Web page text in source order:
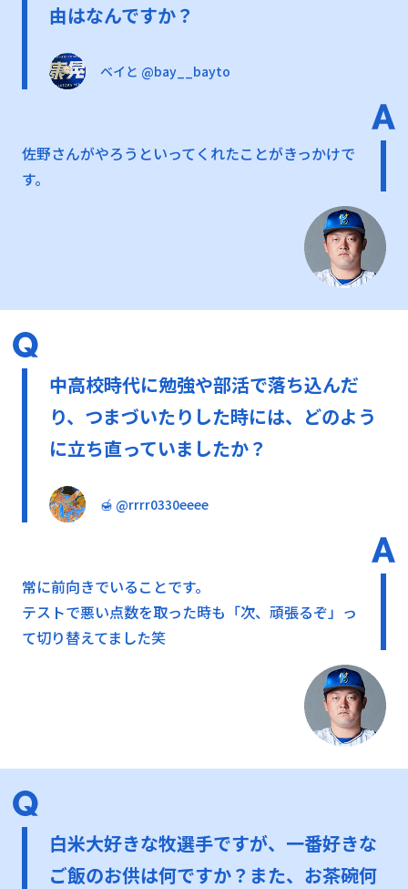
由はなんですか？
ベイと @bay__bayto
佐野さんがやろうといってくれたことがきっかけで
す。
中高校時代に勉強や部活で落ち込んだ
り、つまづいたりした時には、どのよう
に立ち直っていましたか？
🍯 @rrrr0330eeee
常に前向きでいることです。
テストで悪い点数を取った時も「次、頑張るぞ」っ
て切り替えてました笑
白米大好きな牧選手ですが、一番好きな
ご飯のお供は何ですか？また、お茶碗何